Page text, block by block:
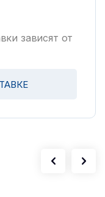
зависят от